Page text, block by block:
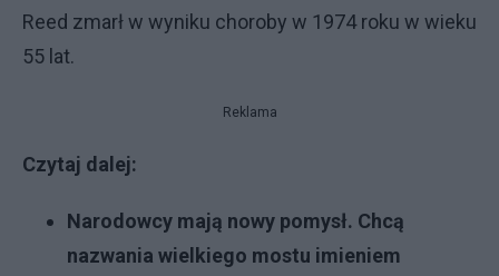
Reed zmarł w wyniku choroby w 1974 roku w wieku
55 lat.
Reklama
Czytaj dalej:
Narodowcy mają nowy pomysł. Chcą
nazwania wielkiego mostu imieniem